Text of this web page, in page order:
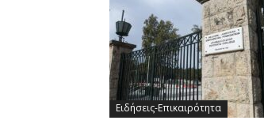
Ειδήσεις-Επικαιρότητα